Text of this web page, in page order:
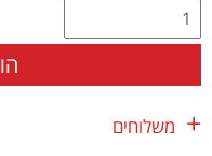
משלוחים